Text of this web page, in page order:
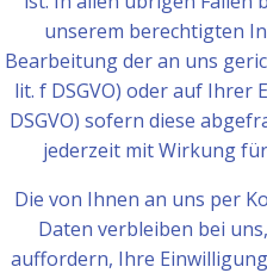
unserem berechtigten
Bearbeitung der an uns
lit. f DSGVO) oder auf Ihrer
DSGVO) sofern diese
jederzeit mit Wirkung
Die von Ihnen an uns per
Daten verbleiben bei
auffordern, Ihre